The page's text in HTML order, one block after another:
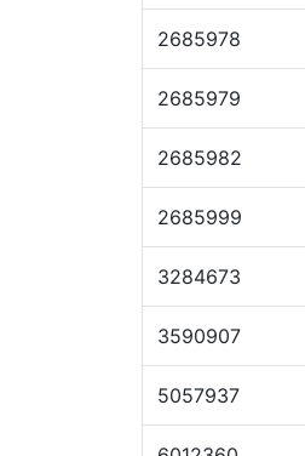
2685978
2685979
2685982
2685999
3284673
3590907
5057937